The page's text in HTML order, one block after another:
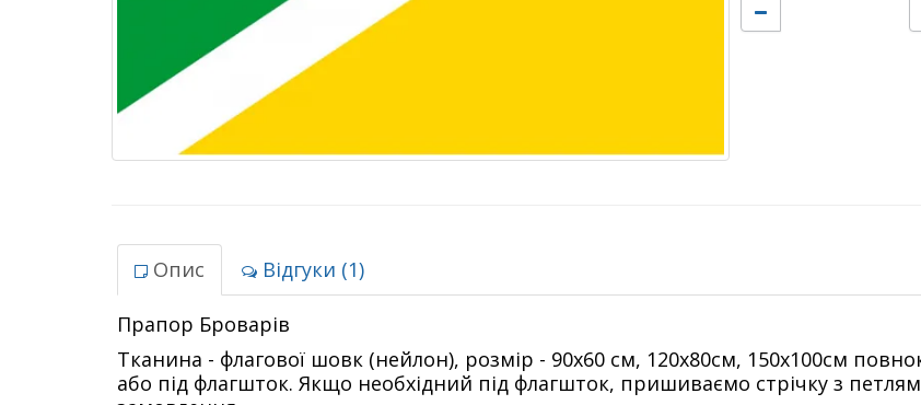
Опис Відгуки (1)
Прапор Броварів
Тканина - флагової шовк (нейлон), розмір - 90х60 см, 120х80см, 150х100см
або під флагшток. Якщо необхідний під флагшток, пришиваємо стрічку з